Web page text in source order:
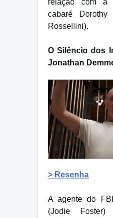
relação com a
cabaré Dorothy
Rossellini).
O Silêncio dos
Jonathan
> Resenha
A agente do
(Jodie